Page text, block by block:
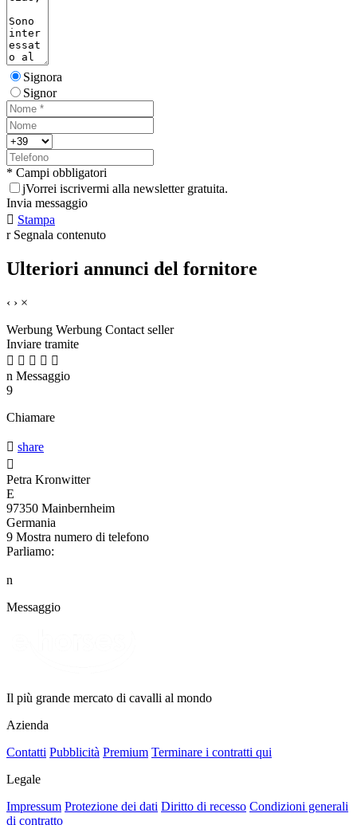
Signora
Signor
* Campi obbligatori
jVorrei iscrivermi alla newsletter gratuita.
Invia messaggio
 Stampa
r Segnala contenuto
Ulteriori annunci del fornitore
‹ › ×
Werbung Werbung Contact seller
Inviare tramite
    
n Messaggio
9
Chiamare
 share

Petra Kronwitter
E
97350 Mainbernheim
Germania
9 Mostra numero di telefono
Parliamo:
n
Messaggio
Il più grande mercato di cavalli al mondo
Azienda
Contatti Pubblicità Premium Terminare i contratti qui
Legale
Impressum Protezione dei dati Diritto di recesso Condizioni generali
di contratto